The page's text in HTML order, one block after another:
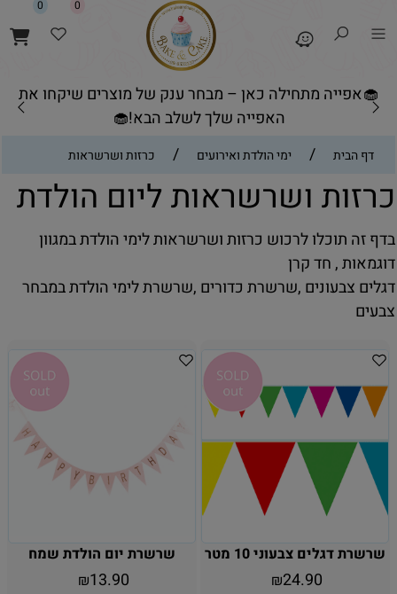
🧁אפייה מתחילה כאן – מבחר ענק של מוצרים שיקחו את
האפייה שלך לשלב הבא!🧁
0 0
דף הבית / ימי הולדת ואירועים / כרזות ושרשראות
כרזות ושרשראות ליום הולדת
בדף זה תוכלו לרכוש כרזות ושרשראות לימי הולדת במגוון
דוגמאות , חד קרן
דגלים צבעונים ,שרשרת כדורים ,שרשרת לימי הולדת במבחר
צבעים
שרשרת דגלים צבעוני 10 מטר
₪24.90
שרשרת יום הולדת שמח
₪13.90